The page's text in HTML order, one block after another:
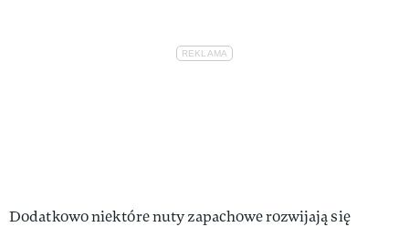
Dodatkowo niektóre nuty zapachowe rozwijają się